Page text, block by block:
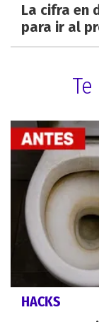
La cifra en
para ir al
HACKS